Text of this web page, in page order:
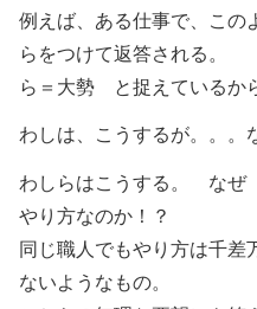
例えば、ある仕事で、この
らをつけて返答される。
ら＝大勢 と捉えているか
わしは、こうするが。。。
わしらはこうする。 なぜ
やり方なのか！？
同じ職人でもやり方は千差
ないようなもの。